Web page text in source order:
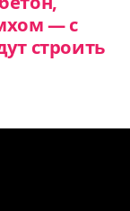
— с
строить